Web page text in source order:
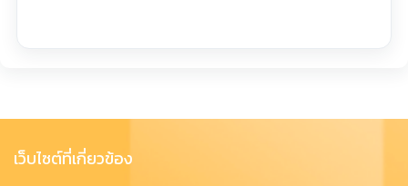
เว็บไซต์ที่เกี่ยวข้อง